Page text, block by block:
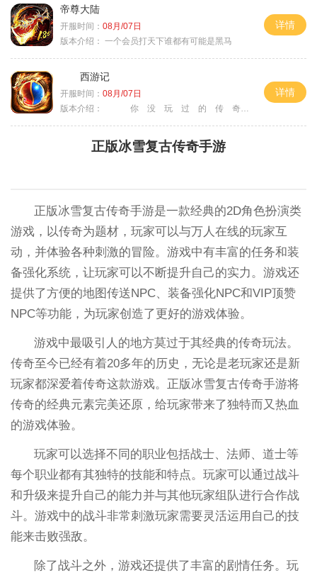
帝尊大陆
开服时间： 08月/07日
版本介绍： 一个会员打天下谁都有可能是黑马
详情
西游记
开服时间： 08月/07日
版本介绍：
你 没 玩 过 的 传 奇
详情
正版冰雪复古传奇手游
正版冰雪复古传奇手游是一款经典的2D角色扮演类
游戏，以传奇为题材，玩家可以与万人在线的玩家互
动，并体验各种刺激的冒险。游戏中有丰富的任务和装
备强化系统，让玩家可以不断提升自己的实力。游戏还
提供了方便的地图传送NPC、装备强化NPC和VIP顶赞
NPC等功能，为玩家创造了更好的游戏体验。
游戏中最吸引人的地方莫过于其经典的传奇玩法。
传奇至今已经有着20多年的历史，无论是老玩家还是新
玩家都深爱着传奇这款游戏。正版冰雪复古传奇手游将
传奇的经典元素完美还原，给玩家带来了独特而又热血
的游戏体验。
玩家可以选择不同的职业包括战士、法师、道士等
每个职业都有其独特的技能和特点。玩家可以通过战斗
和升级来提升自己的能力并与其他玩家组队进行合作战
斗。游戏中的战斗非常刺激玩家需要灵活运用自己的技
能来击败强敌。
除了战斗之外，游戏还提供了丰富的剧情任务。玩